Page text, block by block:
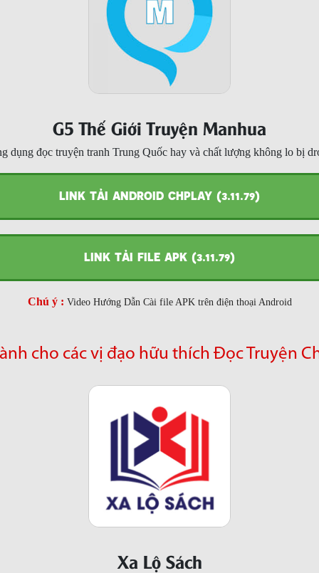
G5 Thế Giới Truyện Manhua
dụng đọc truyện tranh Trung Quốc hay và chất lượng không lo bị
LINK TẢI ANDROID CHPLAY (3.11.79)
LINK TẢI FILE APK (3.11.79)
Chú ý : Video Hướng Dẫn Cài file APK trên điện thoại Android
cho các vị đạo hữu thích Đọc Truyện
Xa Lộ Sách